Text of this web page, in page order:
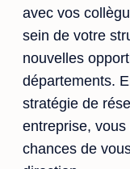
avec vos
sein de votre
nouvelles
départements.
stratégie de
entreprise,
chances de